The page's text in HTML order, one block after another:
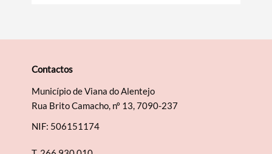
Categorias gerais
Contactos
Município de Viana do Alentejo
Rua Brito Camacho, nº 13, 7090-237
NIF: 506151174